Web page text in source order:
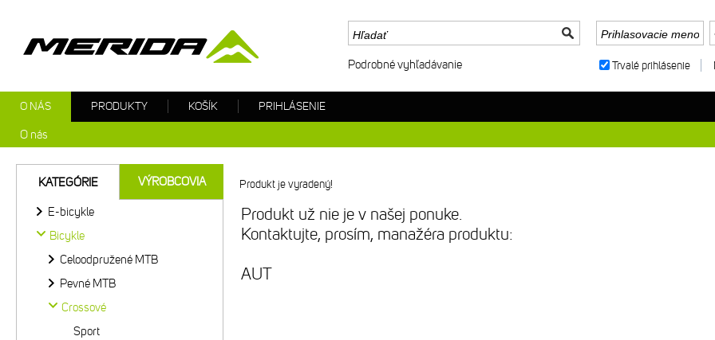
Produkt je vyradený!
Produkt už nie je v našej ponuke.
Kontaktujte, prosím, manažéra produktu:
AUT
KATEGÓRIE VÝROBCOVIA
E-bicykle
Bicykle
Celoodpružené MTB
Pevné MTB
Crossové
Sport
Podrobné vyhľadávanie
O NÁS
O nás
PRODUKTY KOŠÍK PRIHLÁSENIE
Trvalé prihlásenie